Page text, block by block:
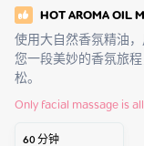
HOT AROMA OIL
使用大自然香氛精油
您一段美妙的香氛旅
松。
Only facial massage is
60分钟